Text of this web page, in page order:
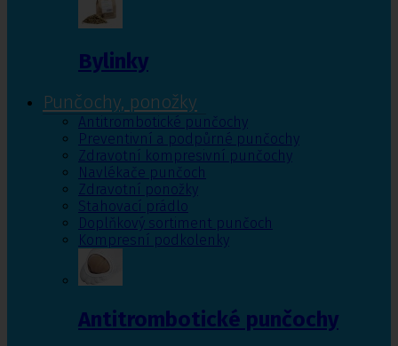
Bylinky
Punčochy, ponožky
Antitrombotické punčochy
Preventivní a podpůrné punčochy
Zdravotní kompresivní punčochy
Navlékače punčoch
Zdravotní ponožky
Stahovací prádlo
Doplňkový sortiment punčoch
Kompresní podkolenky
Antitrombotické punčochy